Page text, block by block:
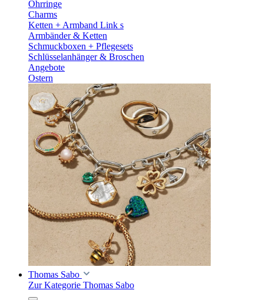
Ohrringe
Charms
Ketten + Armband Link s
Armbänder & Ketten
Schmuckboxen + Pflegesets
Schlüsselanhänger & Broschen
Angebote
Ostern
Thomas Sabo
Zur Kategorie Thomas Sabo